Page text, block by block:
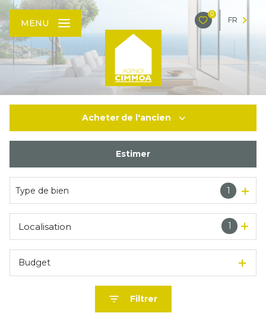
0
FR
MENU
Acheter de l'ancien
Estimer
Type de bien 1
1
Localisation
Budget
Filtrer